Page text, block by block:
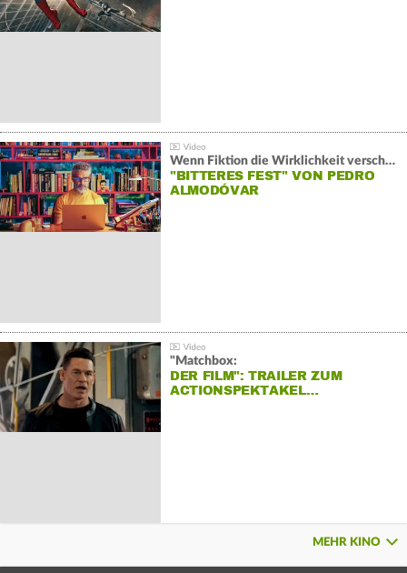
Wenn Fiktion die Wirklichkeit verschiebt:
"BITTERES FEST" VON PEDRO
ALMODÓVAR
"Matchbox:
DER FILM": TRAILER ZUM
ACTIONSPEKTAKEL…
MEHR KINO